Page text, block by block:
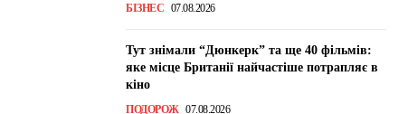
БІЗНЕС 07.08.2026
Тут знімали “Дюнкерк” та ще 40 фільмів:
яке місце Британії найчастіше потрапляє в
кіно
ПОДОРОЖ 07.08.2026